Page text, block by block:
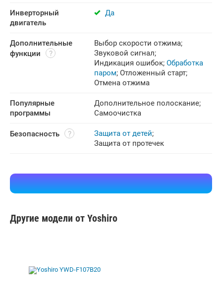
Инверторный
двигатель
Да
Дополнительные
функции
Выбор скорости отжима;
Звуковой сигнал;
Индикация ошибок; Обработка
паром; Отложенный старт;
Отмена отжима
Популярные
программы
Дополнительное полоскание;
Самоочистка
Безопасность Защита от детей;
Защита от протечек
Другие модели от Yoshiro